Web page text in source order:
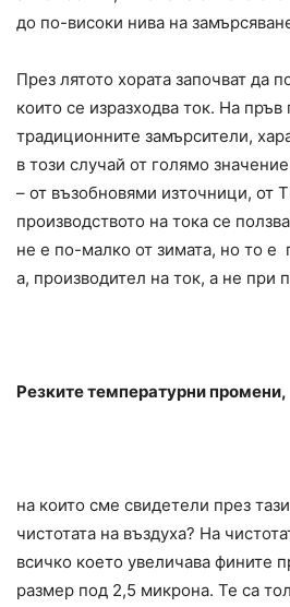
до по-високи нива на
През лятото хората започват да
които се изразходва ток. На пръв
традиционните замърсители,
в този случай от голямо
– от възобновями източници, от
производството на тока се
не е по-малко от зимата, но то
а, производител на ток, а не при
Резките температурни промени,
на които сме свидетели през
чистотата на въздуха? На
всичко което увеличава фините
размер под 2,5 микрона. Те са